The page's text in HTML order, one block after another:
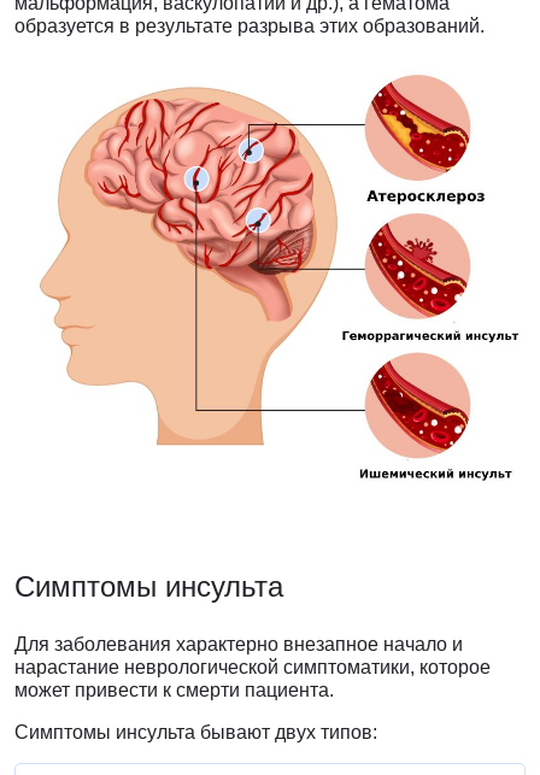
образуется в результате разрыва этих образований.
Симптомы инсульта
Для заболевания характерно внезапное начало и
нарастание неврологической симптоматики, которое
может привести к смерти пациента.
Симптомы инсульта бывают двух типов: